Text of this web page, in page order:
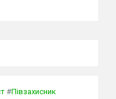
#Півзахисник